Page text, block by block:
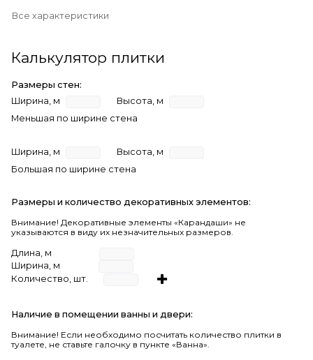
Все характеристики
Калькулятор плитки
Размеры стен:
Ширина, м
Высота, м
Меньшая по ширине стена
Ширина, м
Высота, м
Большая по ширине стена
Размеры и количество декоративных элементов:
Внимание! Декоративные элементы «Карандаши» не
указываются в виду их незначительных размеров.
Длина, м
Ширина, м
Количество, шт.
Наличие в помещении ванны и двери:
Внимание! Если необходимо посчитать количество плитки в
туалете, не ставьте галочку в пункте «Ванна».